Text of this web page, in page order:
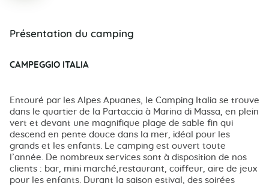
Présentation du camping
CAMPEGGIO ITALIA
Entouré par les Alpes Apuanes, le Camping Italia se trouve
dans le quartier de la Partaccia à Marina di Massa, en plein
vert et devant une magnifique plage de sable fin qui
descend en pente douce dans la mer, idéal pour les
grands et les enfants. Le camping est ouvert toute
l’année. De nombreux services sont à disposition de nos
clients : bar, mini marché,restaurant, coiffeur, aire de jeux
pour les enfants. Durant la saison estival, des soirées